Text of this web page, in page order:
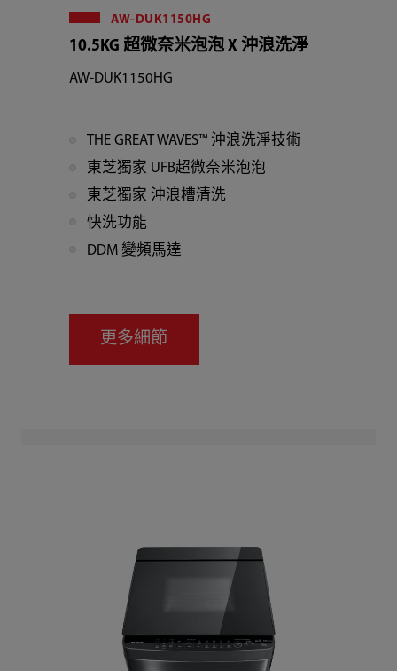
AW-DUK1150HG
10.5KG 超微奈米泡泡 X 沖浪洗淨
AW-DUK1150HG
THE GREAT WAVES™ 沖浪洗淨技術
東芝獨家 UFB超微奈米泡泡
東芝獨家 沖浪槽清洗
快洗功能
DDM 變頻馬達
更多細節